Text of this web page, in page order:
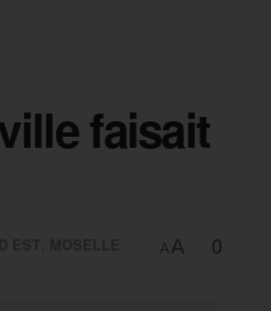
faisait
A A 0